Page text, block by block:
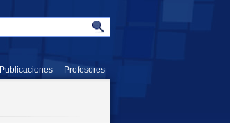
Publicaciones Profesores